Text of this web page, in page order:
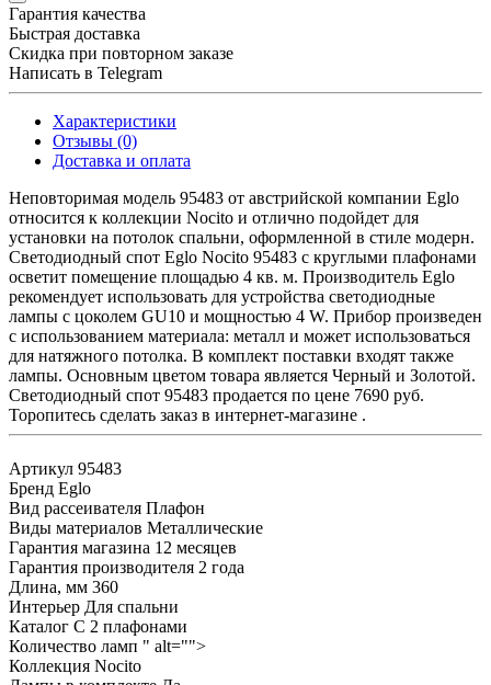
Гарантия качества
Быстрая доставка
Скидка при повторном заказе
Написать в Telegram
Характеристики
Отзывы (0)
Доставка и оплата
Неповторимая модель 95483 от австрийской компании Eglo
относится к коллекции Nocito и отлично подойдет для
установки на потолок спальни, оформленной в стиле модерн.
Светодиодный спот Eglo Nocito 95483 с круглыми плафонами
осветит помещение площадью 4 кв. м. Производитель Eglo
рекомендует использовать для устройства светодиодные
лампы с цоколем GU10 и мощностью 4 W. Прибор произведен
с использованием материала: металл и может использоваться
для натяжного потолка. В комплект поставки входят также
лампы. Основным цветом товара является Черный и Золотой.
Светодиодный спот 95483 продается по цене 7690 руб.
Торопитесь сделать заказ в интернет-магазине .
Артикул 95483
Бренд Eglo
Вид рассеивателя Плафон
Виды материалов Металлические
Гарантия магазина 12 месяцев
Гарантия производителя 2 года
Длина, мм 360
Интерьер Для спальни
Каталог С 2 плафонами
Количество ламп " alt="">
Коллекция Nocito